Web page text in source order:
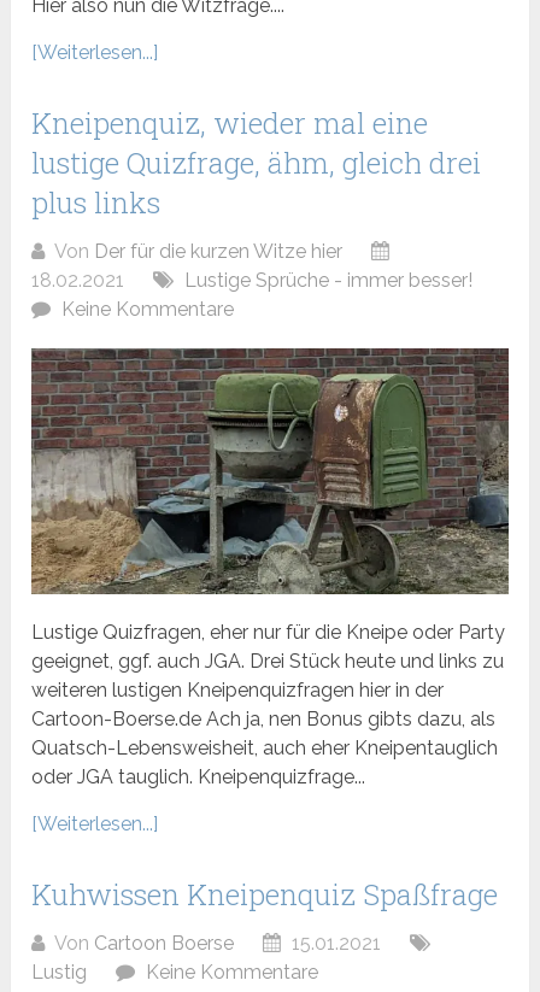
Hier also nun die Witzfrage....
[Weiterlesen...]
Kneipenquiz, wieder mal eine
lustige Quizfrage, ähm, gleich drei
plus links
Von Der für die kurzen Witze hier
18.02.2021
Lustige Sprüche - immer besser!
Keine Kommentare
Lustige Quizfragen, eher nur für die Kneipe oder Party
geeignet, ggf. auch JGA. Drei Stück heute und links zu
weiteren lustigen Kneipenquizfragen hier in der
Cartoon-Boerse.de Ach ja, nen Bonus gibts dazu, als
Quatsch-Lebensweisheit, auch eher Kneipentauglich
oder JGA tauglich. Kneipenquizfrage...
[Weiterlesen...]
Kuhwissen Kneipenquiz Spaßfrage
Von Cartoon Boerse
15.01.2021
Lustig
Keine Kommentare